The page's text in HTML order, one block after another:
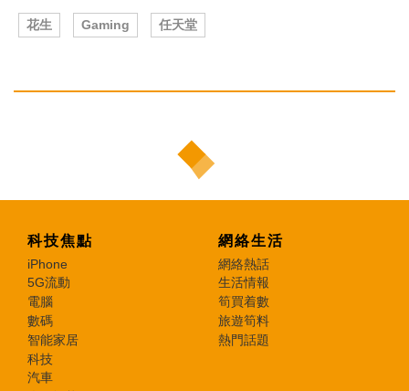
花生 Gaming 任天堂
科技焦點
iPhone
5G流動
電腦
數碼
智能家居
科技
汽車
網絡生活
網絡熱話
生活情報
筍買着數
旅遊筍料
熱門話題